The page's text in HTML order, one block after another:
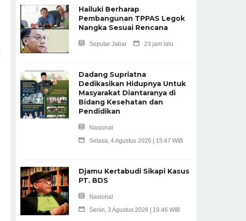
Hailuki Berharap
Pembangunan TPPAS Legok
Nangka Sesuai Rencana
Seputar Jabar 23 jam lalu
Dadang Supriatna
Dedikasikan Hidupnya Untuk
Masyarakat Diantaranya di
Bidang Kesehatan dan
Pendidikan
Nasional
Selasa, 4 Agustus 2026 | 15:47 WIB
Djamu Kertabudi Sikapi Kasus
PT. BDS
Nasional
Senin, 3 Agustus 2026 | 19:46 WIB